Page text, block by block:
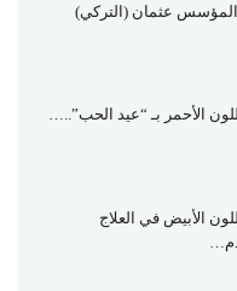
عثمان (التركي)
الأحمر بـ “عيد الحب”..…
الأبيض في العلاج